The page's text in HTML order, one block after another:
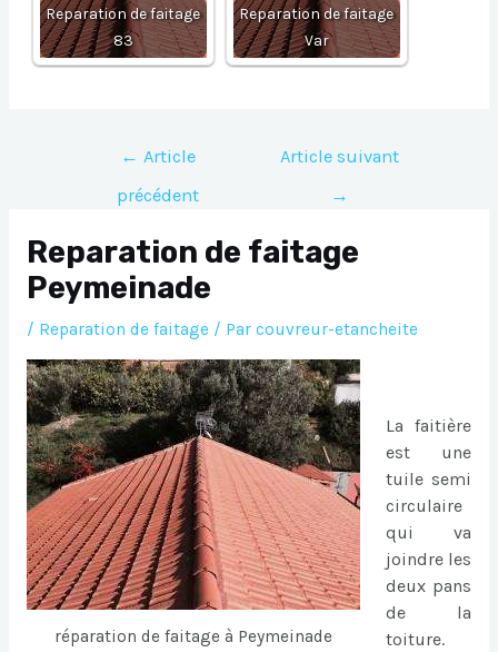
Reparation de faitage
83
Reparation de faitage
Var
Navigation
l’article
← Article
précédent
Article suivant
→
Reparation de faitage
Peymeinade
/ Reparation de faitage/ Par couvreur-etancheite
réparation de faitage à Peymeinade
La faitière
est une
tuile semi
circulaire
qui va
joindre les
deux pans
de la
toiture.